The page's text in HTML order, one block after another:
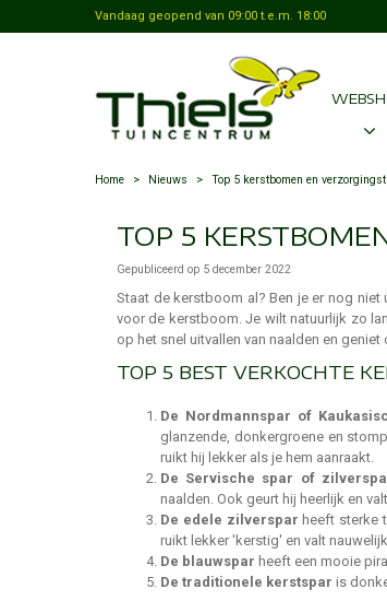
Home > Nieuws > Top 5 kerstbomen en
Vandaag geopend van 09:00 t.e.m. 18:00
TOP 5
Gepubliceerd op 5 december 2022
Staat de kerstboom al? Ben je er nog
voor de kerstboom. Je wilt natuurlijk zo
op het snel uitvallen van naalden en
TOP 5 BEST VERKOCHTE
De Nordmannspar of
glanzende, donkergroene en
ruikt hij lekker als je hem aanraakt.
De Servische spar of
naalden. Ook geurt hij heerlijk en
De edele zilverspar heeft sterke
ruikt lekker 'kerstig' en valt
De blauwspar heeft een mooie
De traditionele kerstspar is